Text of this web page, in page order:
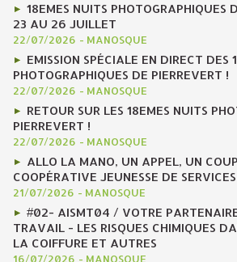
18EMES NUITS PHOTOGRAPHIQUES
23 AU 26 JUILLET
22/07/2026 - MANOSQUE
EMISSION SPÉCIALE EN DIRECT DES
PHOTOGRAPHIQUES DE PIERREVERT !
22/07/2026 - MANOSQUE
RETOUR SUR LES 18EMES NUITS
PIERREVERT !
22/07/2026 - MANOSQUE
ALLO LA MANO, UN APPEL, UN
COOPÉRATIVE JEUNESSE DE
21/07/2026 - MANOSQUE
#02- AISMT04 / VOTRE
TRAVAIL - LES RISQUES CHIMIQUES
LA COIFFURE ET AUTRES
16/07/2026 - MANOSQUE